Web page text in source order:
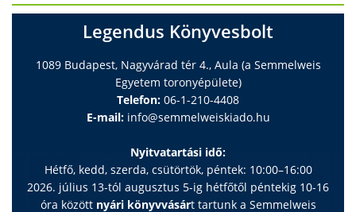
Legendus Könyvesbolt
1089 Budapest, Nagyvárad tér 4., Aula (a Semmelweis
Egyetem toronyépülete)
Telefon: 06-1-210-4408
E-mail: info@semmelweiskiado.hu
Nyitvatartási idő:
Hétfő, kedd, szerda, csütörtök, péntek: 10:00–16:00
2026. július 13-tól augusztus 5-ig hétfőtől péntekig 10-16
óra között nyári könyvvásárt tartunk a Semmelweis